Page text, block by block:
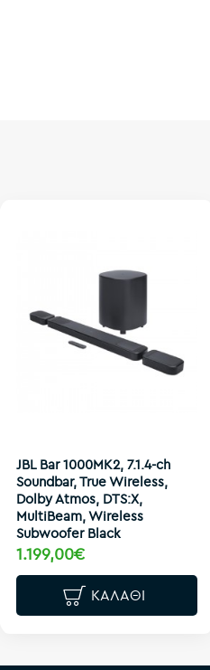
JBL Bar 1000MK2, 7.1.4-ch
Soundbar, True Wireless,
Dolby Atmos, DTS:X,
MultiBeam, Wireless
Subwoofer Black
1.199,00€
ΚΑΛΆΘΙ